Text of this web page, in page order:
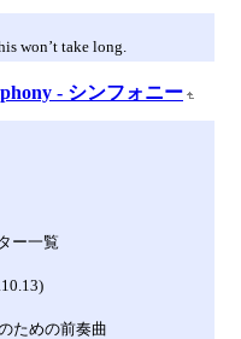
won’t take long.
- シンフォニー
ー一覧
ための前奏曲